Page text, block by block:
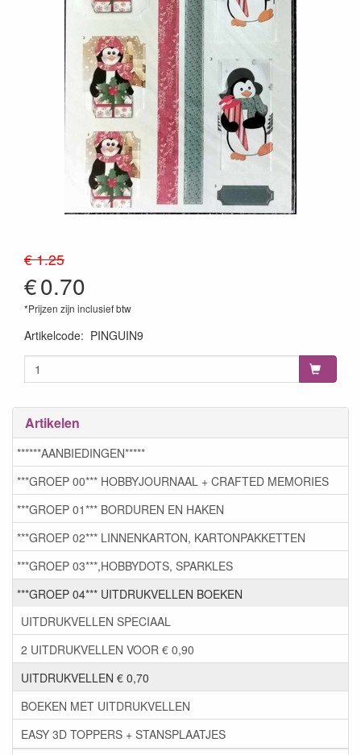
€ 1.25
€0.70
*Prijzen zijn inclusief btw
Artikelcode: PINGUIN9
Artikelen
******AANBIEDINGEN*****
***GROEP 00*** HOBBYJOURNAAL + CRAFTED MEMORIES
***GROEP 01*** BORDUREN EN HAKEN
***GROEP 02*** LINNENKARTON, KARTONPAKKETTEN
***GROEP 03***,HOBBYDOTS, SPARKLES
***GROEP 04*** UITDRUKVELLEN BOEKEN
UITDRUKVELLEN SPECIAAL
2 UITDRUKVELLEN VOOR € 0,90
UITDRUKVELLEN € 0,70
BOEKEN MET UITDRUKVELLEN
EASY 3D TOPPERS + STANSPLAATJES